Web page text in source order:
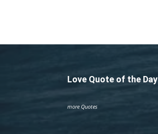
Love Quote of the Day
more Quotes